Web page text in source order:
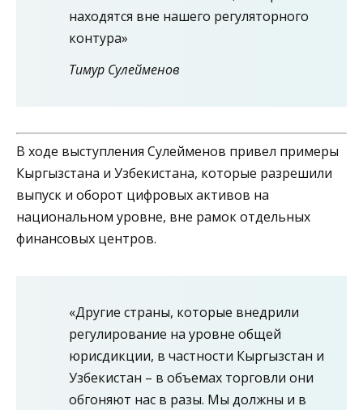
находятся вне нашего регуляторного
контура»
Тимур Сулейменов
В ходе выступления Сулейменов привел примеры
Кыргызстана и Узбекистана, которые разрешили
выпуск и оборот цифровых активов на
национальном уровне, вне рамок отдельных
финансовых центров.
«Другие страны, которые внедрили
регулирование на уровне общей
юрисдикции, в частности Кыргызстан и
Узбекистан – в объемах торговли они
обгоняют нас в разы. Мы должны и в